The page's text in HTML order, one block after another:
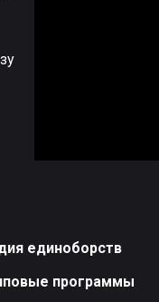
программы
единоборств